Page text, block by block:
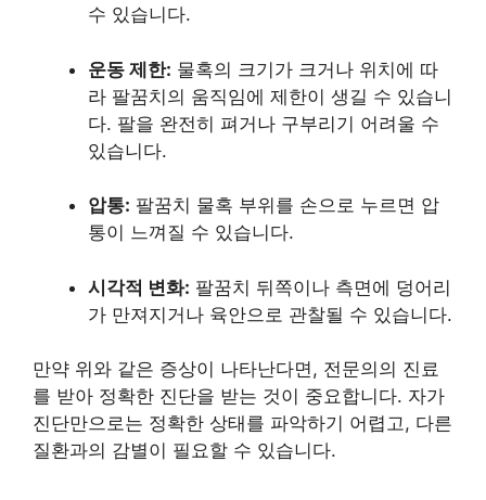
수 있습니다.
운동 제한: 물혹의 크기가 크거나 위치에 따
라 팔꿈치의 움직임에 제한이 생길 수 있습니
다. 팔을 완전히 펴거나 구부리기 어려울 수
있습니다.
압통: 팔꿈치 물혹 부위를 손으로 누르면 압
통이 느껴질 수 있습니다.
시각적 변화: 팔꿈치 뒤쪽이나 측면에 덩어리
가 만져지거나 육안으로 관찰될 수 있습니다.
만약 위와 같은 증상이 나타난다면, 전문의의 진료
를 받아 정확한 진단을 받는 것이 중요합니다. 자가
진단만으로는 정확한 상태를 파악하기 어렵고, 다른
질환과의 감별이 필요할 수 있습니다.